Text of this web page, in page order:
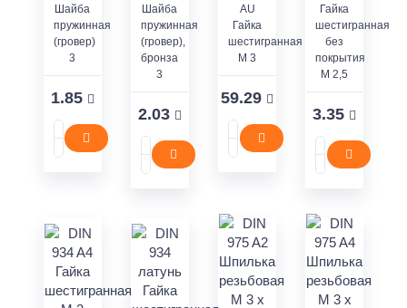
Шайба
пружинная
(гровер)
3
1.85
Шайба
пружинная
(гровер),
бронза
3
2.03
AU
Гайка
шестигранная
M 3
59.29
Гайка
шестигранная
без
покрытия
M 2,5
3.35